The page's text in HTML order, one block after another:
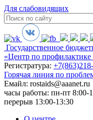
Для слабовидящих
Государственное
«Центр по
Регистратура:
Горячая линия по
Емайл: rostaids@aaanet.ru
часы работы: пн-пт 8:00-
перерыв 13:00-13:30